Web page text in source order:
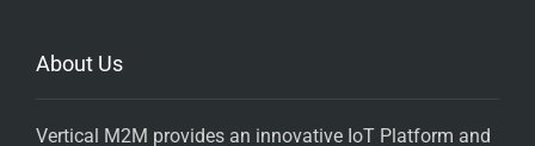
About Us
Vertical M2M provides an innovative IoT Platform and